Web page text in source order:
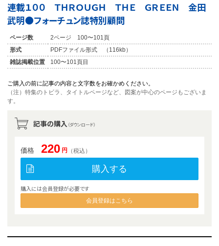
連載１００ ＴＨＲＯＵＧＨ ＴＨＥ ＧＲＥＥＮ 金田
武明●フォーチュン誌特別顧問
ページ数
2ページ 100〜101頁
形式
PDFファイル形式 （116kb）
雑誌掲載位置
100〜101頁目
ご購入の前に記事の内容と文字数をお確かめください。
（注）特集のトビラ、タイトルページなど、図案が中心のページもございま
す。
記事の購入 （ダウンロード）
価格 220 円 （税込）
購入する
購入には会員登録が必要です
会員登録はこちら